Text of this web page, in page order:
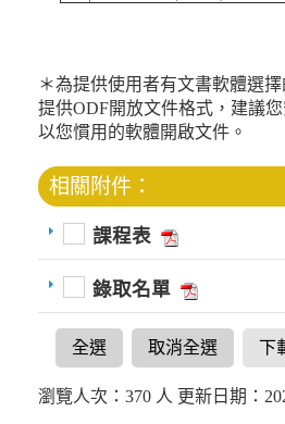
＊為提供使用者有文書軟體選
提供ODF開放文件格式，建議
以您慣用的軟體開啟文件。
相關附件：
課程表
錄取名單
全選 取消全選 下
瀏覽人次：370 人 更新日期：